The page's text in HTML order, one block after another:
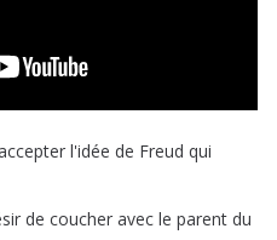
l'idée de Freud qui
de coucher avec le parent du